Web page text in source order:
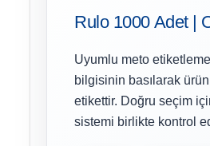
Rulo 1000 Adet |
Uyumlu meto
bilgisinin basılarak
etikettir. Doğru seçim
sistemi birlikte kontrol